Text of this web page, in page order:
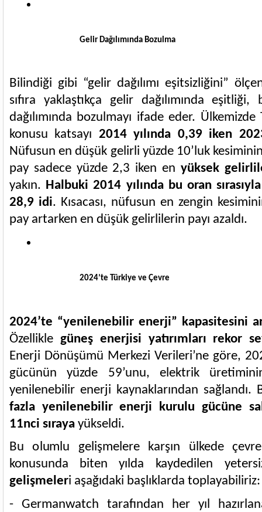
Gelir Dağılımında Bozulma
Bilindiği gibi “gelir dağılımı eşitsizliğini”
sıfıra yaklaştıkça gelir dağılımında
dağılımında bozulmayı ifade eder. Ülkemizde
konusu katsayı 2014 yılında 0,39 iken
Nüfusun en düşük gelirli yüzde 10’luk
pay sadece yüzde 2,3 iken en yüksek
yakın. Halbuki 2014 yılında bu oran
28,9 idi. Kısacası, nüfusun en zengin
pay artarken en düşük gelirlilerin payı azaldı.
2024’te Türkiye ve Çevre
2024’te “yenilenebilir enerji” kapasitesini
Özellikle güneş enerjisi yatırımları rekor
Enerji Dönüşümü Merkezi Verileri’ne göre,
gücünün yüzde 59’unu, elektrik
yenilenebilir enerji kaynaklarından sağlandı.
fazla yenilenebilir enerji kurulu gücüne
11nci sıraya yükseldi.
Bu olumlu gelişmelere karşın ülkede
konusunda biten yılda kaydedilen
gelişmeleri aşağıdaki başlıklarda
- Germanwatch tarafından her yıl